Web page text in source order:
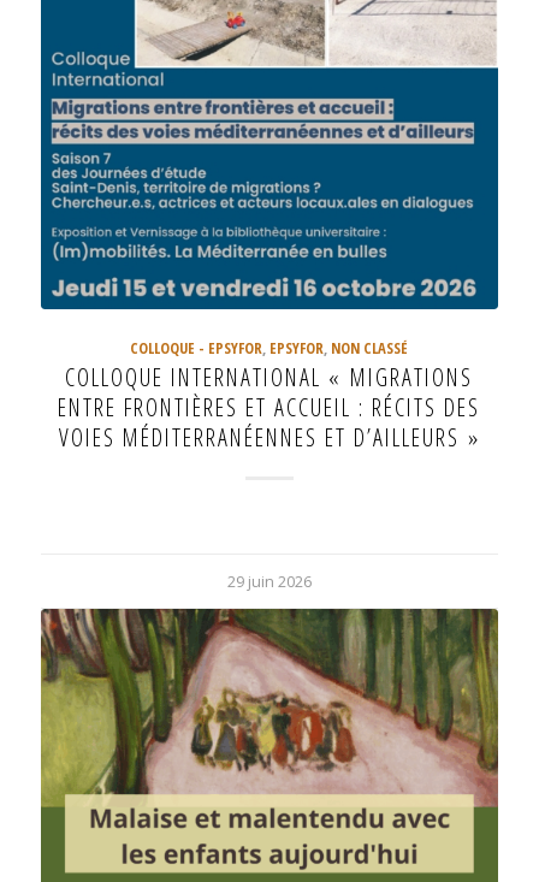
COLLOQUE - EPSYFOR, EPSYFOR, NON CLASSÉ
COLLOQUE INTERNATIONAL « MIGRATIONS
ENTRE FRONTIÈRES ET ACCUEIL : RÉCITS DES
VOIES MÉDITERRANÉENNES ET D’AILLEURS »
29 juin 2026